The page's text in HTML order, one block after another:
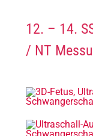
12. – 14.
/ NT